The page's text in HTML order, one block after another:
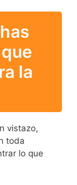
la
vistazo,
toda
lo que